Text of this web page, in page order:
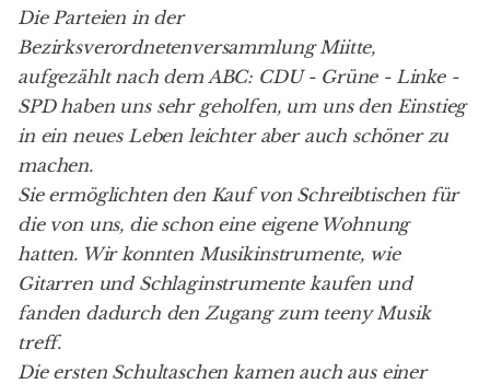
Die Parteien in der
Bezirksverordnetenversammlung Miitte,
aufgezählt nach dem ABC: CDU - Grüne - Linke -
SPD haben uns sehr geholfen, um uns den Einstieg
in ein neues Leben leichter aber auch schöner zu
machen.
Sie ermöglichten den Kauf von Schreibtischen für
die von uns, die schon eine eigene Wohnung
hatten. Wir konnten Musikinstrumente, wie
Gitarren und Schlaginstrumente kaufen und
fanden dadurch den Zugang zum teeny Musik
treff.
Die ersten Schultaschen kamen auch aus einer